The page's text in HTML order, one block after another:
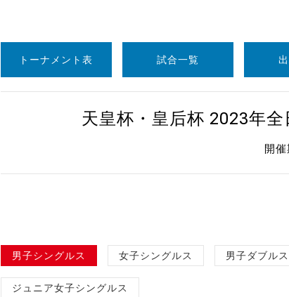
指導者養成委員会
スポーツ医・科学委員会
トーナメント表 試合一覧
天皇杯・皇后杯 2023年
開
男子シングルス 女子シングルス 男子ダブルス
ジュニア女子シングルス